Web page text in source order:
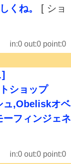
くね。
[ ショ
in:0 out:0 point:0
ショップ
ュ,Obeliskオベ
フィンジェネ
in:0 out:0 point:0